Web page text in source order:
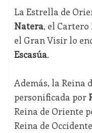
La Estrella de
Natera, el Cartero
el Gran Visir lo
Escasúa.
Además, la Reina
personificada por
Reina de Oriente
Reina de